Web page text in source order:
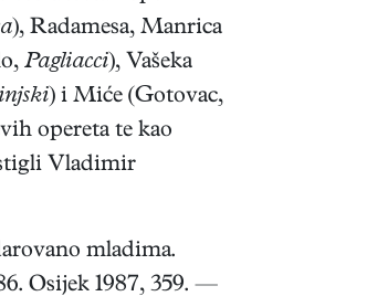
), Radamesa, Manrica
Pagliacci), Vašeka
) i Miće (Gotovac,
opereta te kao
Vladimir
mladima.
Osijek 1987, 359. —